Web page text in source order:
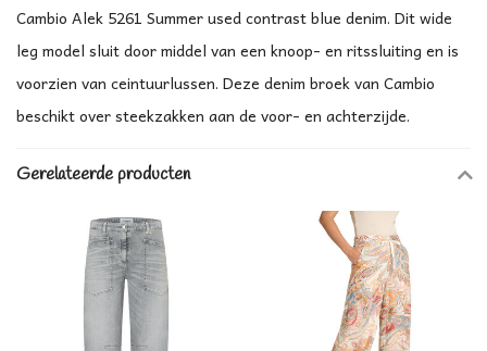
Cambio Alek 5261 Summer used contrast blue denim. Dit wide
leg model sluit door middel van een knoop- en ritssluiting en is
voorzien van ceintuurlussen. Deze denim broek van Cambio
beschikt over steekzakken aan de voor- en achterzijde.
Gerelateerde producten